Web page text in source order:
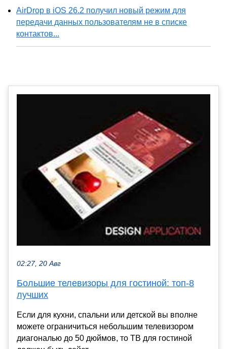
AirDrop в iOS 26.2 получил новый режим для
передачи данных пользователям не в списке
контактов...
02:27, 20 Авг
Большие телевизоры для гостиной: топ-8
лучших
Если для кухни, спальни или детской вы вполне
можете ограничиться небольшим телевизором
диагональю до 50 дюймов, то ТВ для гостиной